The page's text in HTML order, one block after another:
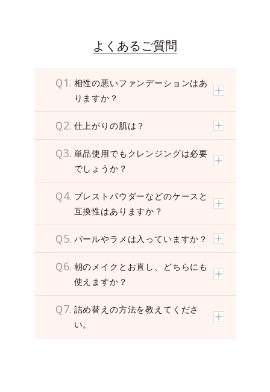
よくあるご質問
Ｑ1. 相性の悪いファンデーションはあ
りますか？
Ｑ2. 仕上がりの肌は？
Ｑ3. 単品使用でもクレンジングは必要
でしょうか？
Ｑ4. プレストパウダーなどのケースと
互換性はありますか？
Ｑ5. パールやラメは入っていますか？
Ｑ6. 朝のメイクとお直し、どちらにも
使えますか？
Ｑ7. 詰め替えの方法を教えてくださ
い。